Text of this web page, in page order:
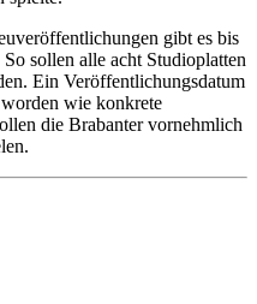
gibt es bis
sollen alle acht Studioplatten
Ein Veröffentlichungsdatum
wie konkrete
die Brabanter vornehmlich